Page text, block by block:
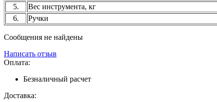
5.
Вес инструмента, кг
6.
Ручки
Сообщения не найдены
Написать отзыв
Оплата:
Безналичный расчет
Доставка: